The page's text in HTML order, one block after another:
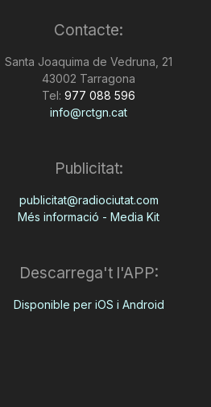
Contacte:
Santa Joaquima de Vedruna, 21
43002 Tarragona
Tel: 977 088 596
info@rctgn.cat
Publicitat:
publicitat@radiociutat.com
Més informació - Media Kit
Descarrega't l'APP:
Disponible per iOS i Android